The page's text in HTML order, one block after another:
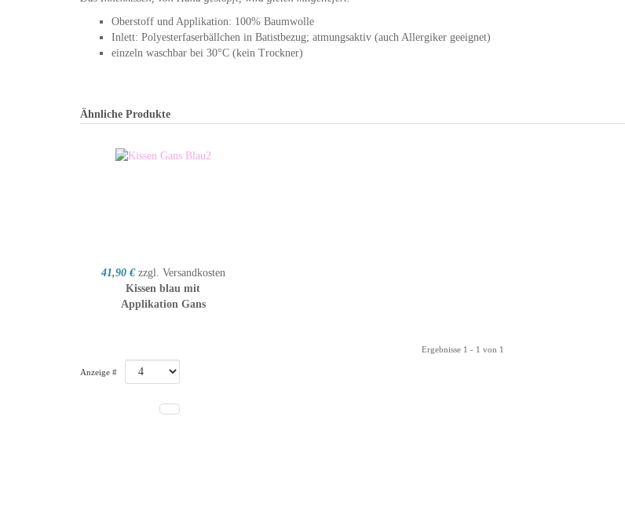
Oberstoff und Applikation: 100% Baumwolle
Inlett: Polyesterfaserbällchen in Batistbezug; atmungsaktiv (auch Allergiker geeignet)
einzeln waschbar bei 30°C (kein Trockner)
Ähnliche Produkte
41,90 € zzgl. Versandkosten
Kissen blau mit
Applikation Gans
Anzeige #
Ergebnisse 1 - 1 von 1